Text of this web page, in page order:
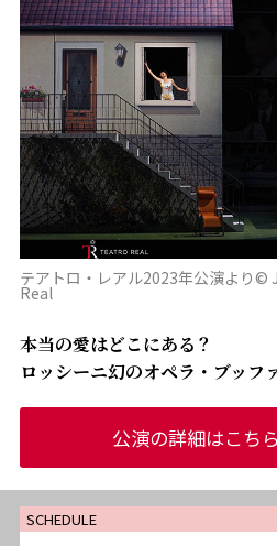
テアトロ・レアル2023年公演より
Real
本当の愛はどこにある？
ロッシーニ幻のオペラ・ブッフ
公演の詳細はこちら
SCHEDULE